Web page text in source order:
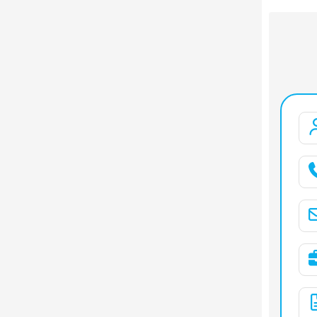
Đường
Năng
Vật liệu
Chiều
Chiều
Kích
Kích
Trọng